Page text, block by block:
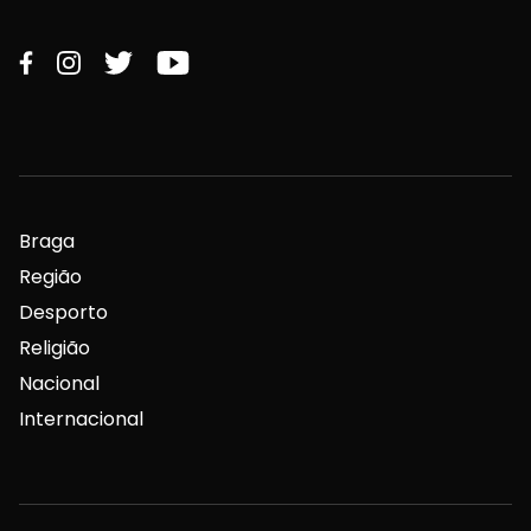
Braga
Região
Desporto
Religião
Nacional
Internacional